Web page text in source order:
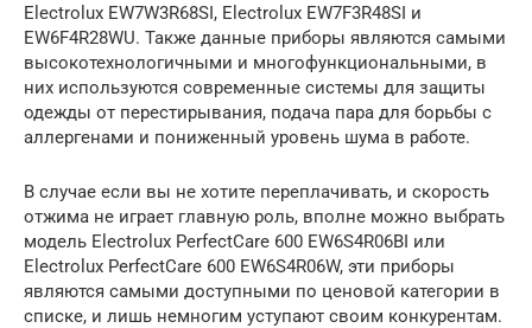
Electrolux EW7W3R68SI, Electrolux EW7F3R48SI и
EW6F4R28WU. Также данные приборы являются самыми
высокотехнологичными и многофункциональными, в
них используются современные системы для защиты
одежды от перестирывания, подача пара для борьбы с
аллергенами и пониженный уровень шума в работе.
В случае если вы не хотите переплачивать, и скорость
отжима не играет главную роль, вполне можно выбрать
модель Electrolux PerfectCare 600 EW6S4R06BI или
Electrolux PerfectCare 600 EW6S4R06W, эти приборы
являются самыми доступными по ценовой категории в
списке, и лишь немногим уступают своим конкурентам.